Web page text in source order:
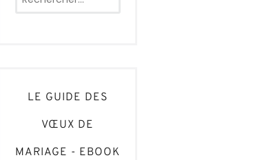
LE GUIDE DES
VŒUX DE
MARIAGE - EBOOK